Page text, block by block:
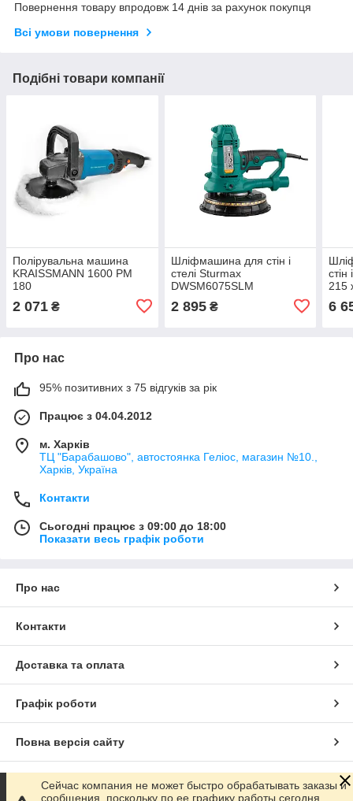
Повернення товару впродовж 14 днів за рахунок покупця
Всі умови повернення
Подібні товари компанії
Полірувальна машина
KRAISSMANN 1600 PM
180
2 071 ₴
Шліфмашина для стін і
стелі Sturmax
DWSM6075SLM
2 895₴
215
6
Про нас
95% позитивних з 75 відгуків за рік
Працює з 04.04.2012
м. Харків
ТЦ "Барабашово", автостоянка Геліос, магазин №10.,
Харків, Україна
Контакти
Сьогодні працює з 09:00 до 18:00
Показати весь графік роботи
Про нас
Контакти
Доставка та оплата
Графік роботи
Повна версія сайту
Сайт створено на маркетплейсі Prom.ua
Сейчас компания не может быстро обрабатывать заказы и
сообщения, поскольку по ее графику работы сегодня